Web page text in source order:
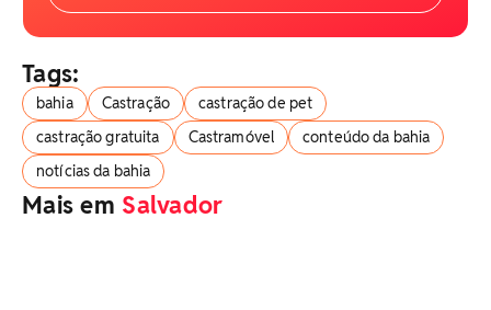
Tags:
bahia Castração
castração de pet
castração gratuita
Castramóvel
conteúdo da bahia
notícias da bahia
Mais em Salvador